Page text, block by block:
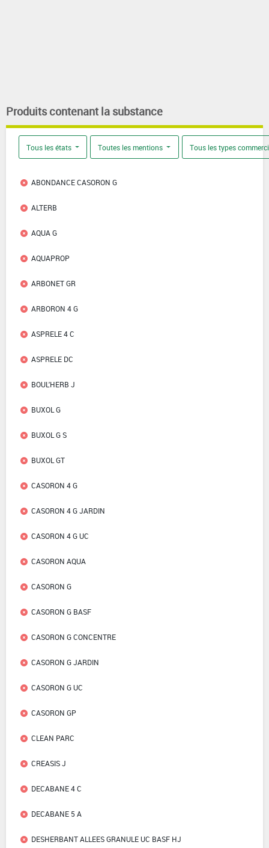
Produits contenant la substance
Tous les états Toutes les mentions Tous les types
ABONDANCE CASORON G
ALTERB
AQUA G
AQUAPROP
ARBONET GR
ARBORON 4 G
ASPRELE 4 C
ASPRELE DC
BOUL'HERB J
BUXOL G
BUXOL G S
BUXOL GT
CASORON 4 G
CASORON 4 G JARDIN
CASORON 4 G UC
CASORON AQUA
CASORON G
CASORON G BASF
CASORON G CONCENTRE
CASORON G JARDIN
CASORON G UC
CASORON GP
CLEAN PARC
CREASIS J
DECABANE 4 C
DECABANE 5 A
DESHERBANT ALLEES GRANULE UC BASF HJ